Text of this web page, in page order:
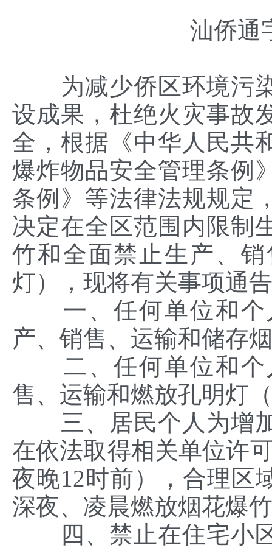
汕侨通
为减少侨区环境污染
设成果，杜绝火灾事故
全，根据《中华人民共
爆炸物品安全管理条例
条例》等法律法规规定
决定在全区范围内限制
竹和全面禁止生产、
灯），现将有关事项通
一、任何单位和个
产、销售、运输和储存
二、任何单位和个
售、运输和燃放孔明灯
三、居民个人为增加
在依法取得相关单位许
夜晚12时前），合理区
深夜、凌晨燃放烟花爆
四、禁止在住宅小区